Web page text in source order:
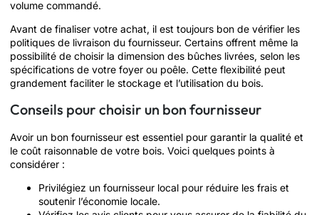
volume commandé.
Avant de finaliser votre achat, il est toujours bon de vérifier les
politiques de livraison du fournisseur. Certains offrent même la
possibilité de choisir la dimension des bûches livrées, selon les
spécifications de votre foyer ou poêle. Cette flexibilité peut
grandement faciliter le stockage et l’utilisation du bois.
Conseils pour choisir un bon fournisseur
Avoir un bon fournisseur est essentiel pour garantir la qualité et
le coût raisonnable de votre bois. Voici quelques points à
considérer :
Privilégiez un fournisseur local pour réduire les frais et
soutenir l’économie locale.